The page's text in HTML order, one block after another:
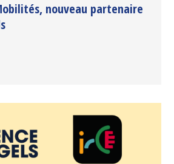
nouveau partenaire